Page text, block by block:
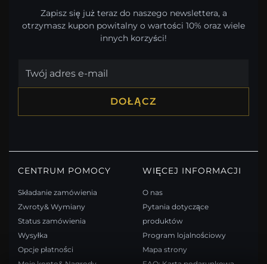
Zapisz się już teraz do naszego newslettera, a
otrzymasz kupon powitalny o wartości 10% oraz wiele
innych korzyści!
DOŁĄCZ
CENTRUM POMOCY
Składanie zamówienia
Zwroty& Wymiany
Status zamówienia
Wysyłka
Opcje płatności
WIĘCEJ INFORMACJI
O nas
Pytania dotyczące
produktów
Program lojalnościowy
Mapa strony